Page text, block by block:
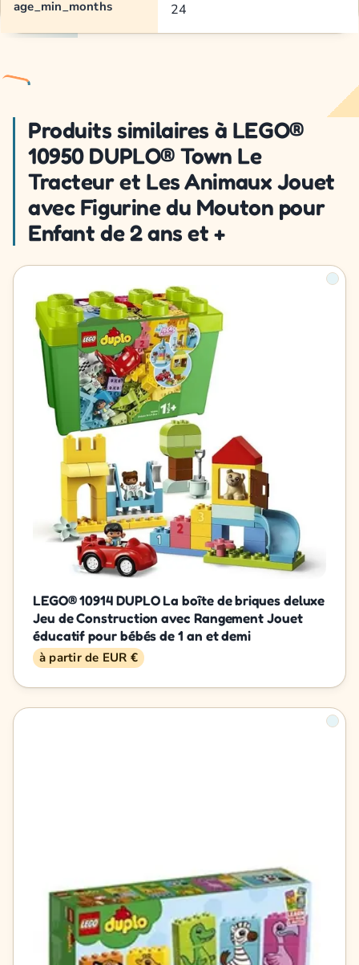
age_min_months 24
Produits similaires à LEGO®
10950 DUPLO® Town Le
Tracteur et Les Animaux Jouet
avec Figurine du Mouton pour
Enfant de 2 ans et +
LEGO® 10914 DUPLO La boîte de briques deluxe
Jeu de Construction avec Rangement Jouet
éducatif pour bébés de 1 an et demi
à partir de EUR €